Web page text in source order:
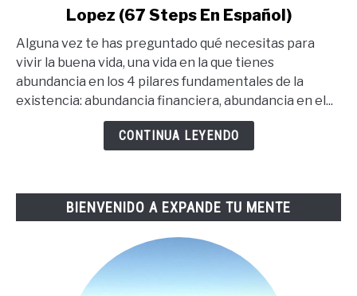
67
Pasos
Para
Steps
Lopez (67 Steps En Español)
Alguna vez te has preguntado qué necesitas para
vivir la buena vida, una vida en la que tienes
abundancia en los 4 pilares fundamentales de la
existencia: abundancia financiera, abundancia en el...
CONTINUA LEYENDO
BIENVENIDO A EXPANDE TU MENTE